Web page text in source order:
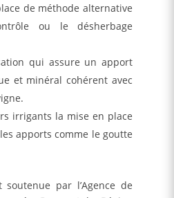
de méthode alternative
ou le désherbage
qui assure un apport
et minéral cohérent avec
irrigants la mise en place
apports comme le goutte
soutenue par l’Agence de